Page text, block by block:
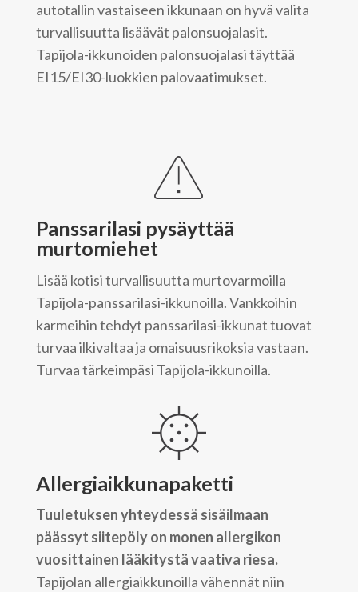
autotallin vastaiseen ikkunaan on hyvä valita
turvallisuutta lisäävät palonsuojalasit.
Tapijola-ikkunoiden palonsuojalasi täyttää
EI15/EI30-luokkien palovaatimukset.
Panssarilasi pysäyttää
murtomiehet
Lisää kotisi turvallisuutta murtovarmoilla
Tapijola-panssarilasi-ikkunoilla. Vankkoihin
karmeihin tehdyt panssarilasi-ikkunat tuovat
turvaa ilkivaltaa ja omaisuusrikoksia vastaan.
Turvaa tärkeimpäsi Tapijola-ikkunoilla.
Allergiaikkunapaketti
Tuuletuksen yhteydessä sisäilmaan
päässyt siitepöly on monen allergikon
vuosittainen lääkitystä vaativa riesa.
Tapijolan allergiaikkunoilla vähennät niin